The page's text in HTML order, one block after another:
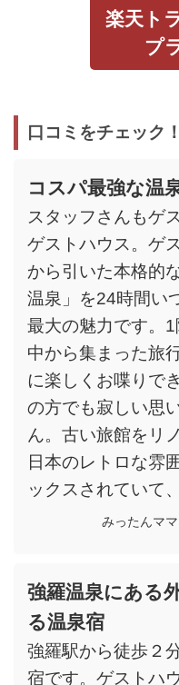
楽天ト
プ
口コミをチェック！
コスパ最強な温
スタッフさんもゲ
ゲストハウス。ゲ
から引いた本格的
温泉」を24時間い
最大の魅力です。
中から集まった旅
に楽しくお喋りで
の方でも寂しい思
ん。古い旅館をリ
日本のレトロな雰
ックスされていて
みったんマ
強羅温泉にある
る温泉宿
強羅駅から徒歩２
宿です。ゲストハ